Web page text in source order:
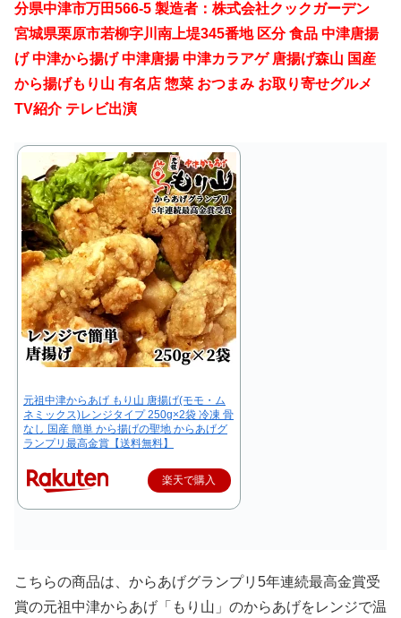
分県中津市万田566-5 製造者：株式会社クックガーデン
宮城県栗原市若柳字川南上堤345番地 区分 食品 中津唐揚
げ 中津から揚げ 中津唐揚 中津カラアゲ 唐揚げ森山 国産
から揚げもり山 有名店 惣菜 おつまみ お取り寄せグルメ
TV紹介 テレビ出演
元祖中津からあげ もり山 唐揚げ(モモ・ム
ネミックス)レンジタイプ 250g×2袋 冷凍 骨
なし 国産 簡単 から揚げの聖地 からあげグ
ランプリ最高金賞【送料無料】
楽天で購入
こちらの商品は、からあげグランプリ5年連続最高金賞受
賞の元祖中津からあげ「もり山」のからあげをレンジで温